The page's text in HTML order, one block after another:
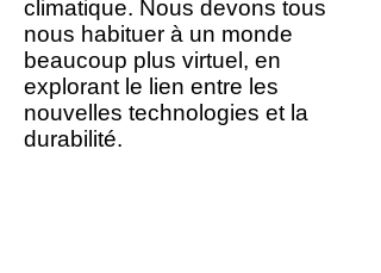
climatique. Nous devons tous
nous habituer à un monde
beaucoup plus virtuel, en
explorant le lien entre les
nouvelles technologies et la
durabilité.